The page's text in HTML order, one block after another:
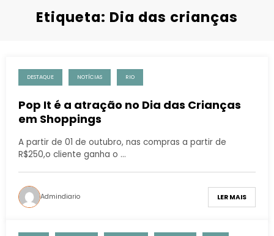
Etiqueta: Dia das crianças
DESTAQUE NOTÍCIAS RIO
Pop It é a atração no Dia das Crianças
em Shoppings
A partir de 01 de outubro, nas compras a partir de
R$250,o cliente ganha o …
Admindiario LER MAIS